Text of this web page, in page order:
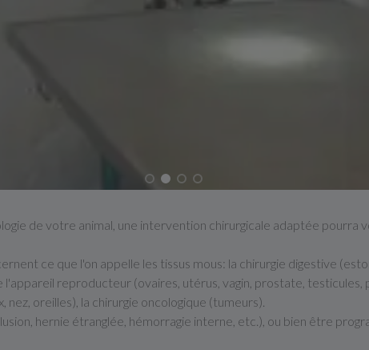
de votre animal, une intervention chirurgicale adaptée pourra
ce que l'on appelle les tissus mous: la chirurgie digestive
reproducteur (ovaires, utérus, vagin, prostate, testicules,
nez, oreilles), la chirurgie oncologique (tumeurs).
hernie étranglée, hémorragie interne, etc.), ou bien être